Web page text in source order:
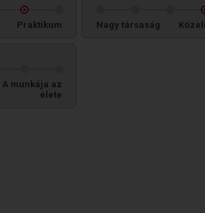
Praktikum Nagy társaság
A munkája az
élete